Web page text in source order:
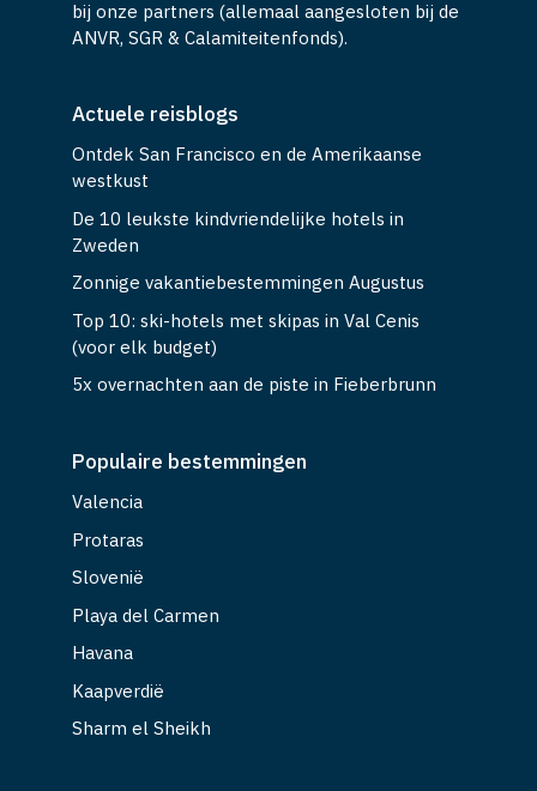
bij onze partners (allemaal aangesloten bij de
ANVR, SGR & Calamiteitenfonds).
Actuele reisblogs
Ontdek San Francisco en de Amerikaanse
westkust
De 10 leukste kindvriendelijke hotels in
Zweden
Zonnige vakantiebestemmingen Augustus
Top 10: ski-hotels met skipas in Val Cenis
(voor elk budget)
5x overnachten aan de piste in Fieberbrunn
Populaire bestemmingen
Valencia
Protaras
Slovenië
Playa del Carmen
Havana
Kaapverdië
Sharm el Sheikh